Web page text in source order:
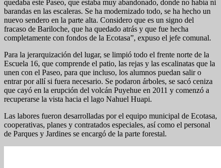
quedaba este Paseo, que estaba muy abandonado, donde no había ni
barandas en las escaleras. Se ha modernizado todo, se ha hecho un
nuevo sendero en la parte alta. Considero que es un signo del
fracaso de Bariloche, que ha quedado atrás y que fue hecha
completamente con fondos de la Ecotasa”, expuso el jefe comunal.
Para la jerarquización del lugar, se limpió todo el frente norte de la
Escuela 16, que comprende el patio, las rejas y las escalinatas que la
unen con el Paseo, para que incluso, los alumnos puedan salir o
entrar por allí si fuera necesario. Se podaron árboles, se sacó ceniza
que cayó en la erupción del volcán Puyehue en 2011 y comenzó a
recuperarse la vista hacia el lago Nahuel Huapi.
Las labores fueron desarrolladas por el equipo municipal de Ecotasa,
cooperativas, planes y contratados especiales, así como el personal
de Parques y Jardines se encargó de la parte forestal.